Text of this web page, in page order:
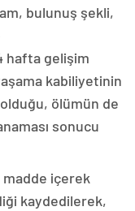
bulunuş şekli,
hafta gelişim
kabiliyetinin
ölümün de
sonucu
madde içerek
kaydedilerek,